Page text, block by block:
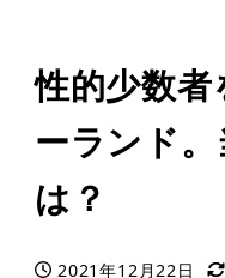
性的少数
ーランド
は？
2021年12月22日